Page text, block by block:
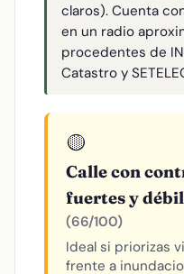
claros). Cuenta
en un radio
procedentes de
Catastro y
🟡
Calle con
fuertes y
(66/100)
Ideal si priorizas
frente a